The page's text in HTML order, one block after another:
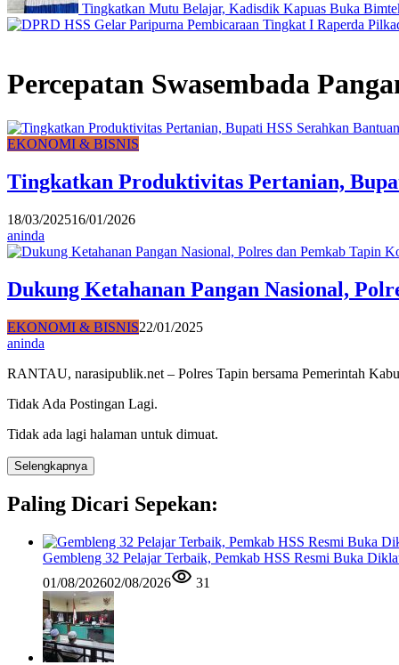
Tingkatkan Mutu Belajar, Kadisdik Kapuas Buka
Percepatan Swasembada
EKONOMI & BISNIS
Tingkatkan Produktivitas Pertanian,
18/03/202516/01/2026
aninda
Dukung Ketahanan Pangan Nasional,
EKONOMI & BISNIS22/01/2025
aninda
RANTAU, narasipublik.net – Polres Tapin bersama Pemerintah
Tidak Ada Postingan Lagi.
Tidak ada lagi halaman untuk dimuat.
Selengkapnya
Paling Dicari Sepekan:
Gembleng 32 Pelajar Terbaik, Pemkab HSS Resmi Buka
01/08/202602/08/2026 31